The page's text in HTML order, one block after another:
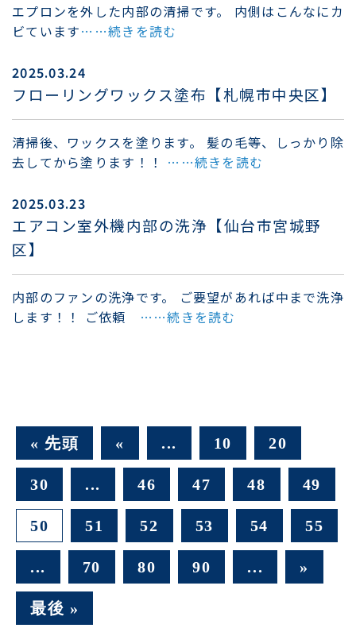
エプロンを外した内部の清掃です。 内側はこんなにカ
ビています……続きを読む
2025.03.24
フローリングワックス塗布【札幌市中央区】
清掃後、ワックスを塗ります。 髪の毛等、しっかり除
去してから塗ります！！ ……続きを読む
2025.03.23
エアコン室外機内部の洗浄【仙台市宮城野
区】
内部のファンの洗浄です。 ご要望があれば中まで洗浄
します！！ ご依頼 ……続きを読む
« 先頭 « ... 10 20
30 ... 46 47 48 49
50 51 52 53 54 55
... 70 80 90 ... »
最後 »